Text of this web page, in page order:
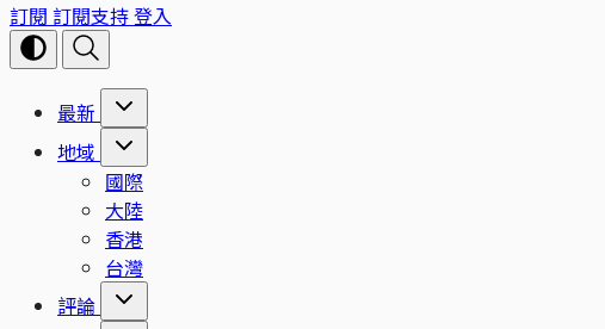
訂閱 訂閱支持登入
最新
地域
國際
大陸
香港
台灣
評論